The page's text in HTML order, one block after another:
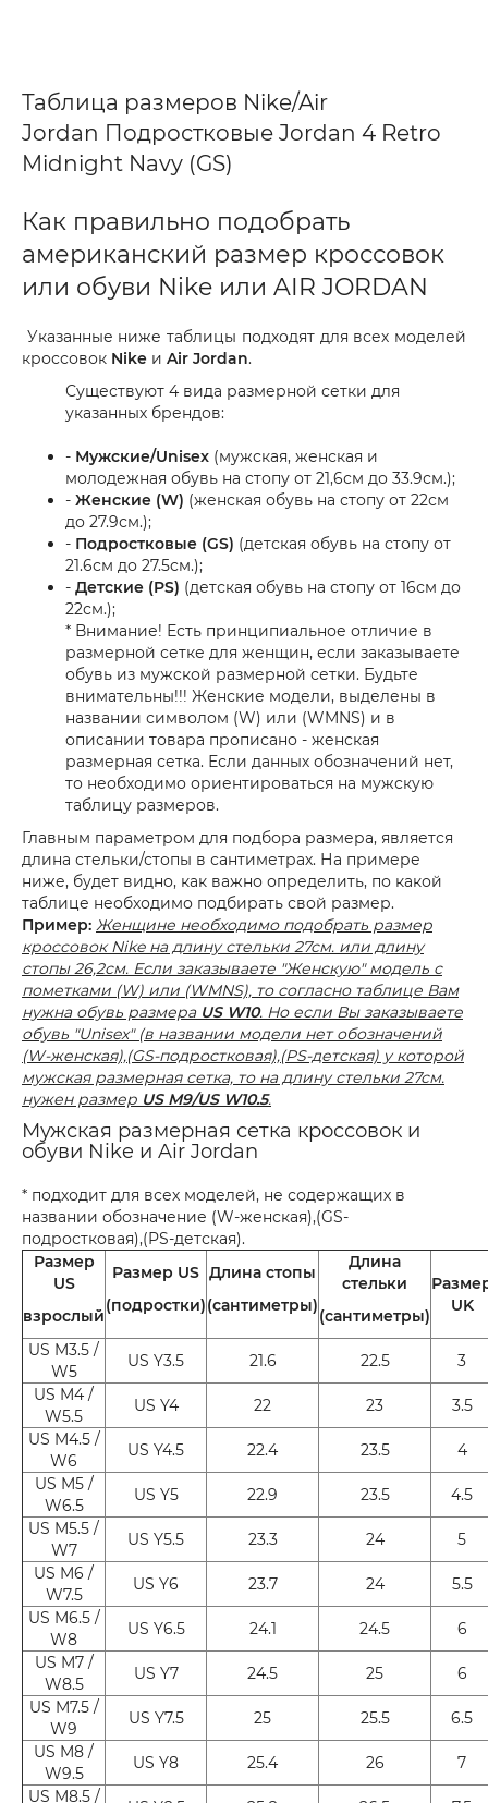
Таблица размеров Nike/Air
Jordan Подростковые Jordan 4 Retro
Midnight Navy (GS)
Как правильно подобрать
американский размер кроссовок
или обуви Nike или AIR JORDAN
Указанные ниже таблицы подходят для всех моделей
кроссовок Nike и Air Jordan.
Существуют 4 вида размерной сетки для
указанных брендов:
- Мужские/Unisex (мужская, женская и
молодежная обувь на стопу от 21,6см до 33.9см.);
- Женские (W) (женская обувь на стопу от 22см
до 27.9см.);
- Подростковые (GS) (детская обувь на стопу от
21.6см до 27.5см.);
- Детские (PS) (детская обувь на стопу от 16см до
22см.);
* Внимание! Есть принципиальное отличие в
размерной сетке для женщин, если заказываете
обувь из мужской размерной сетки. Будьте
внимательны!!! Женские модели, выделены в
названии символом (W) или (WMNS) и в
описании товара прописано - женская
размерная сетка. Если данных обозначений нет,
то необходимо ориентироваться на мужскую
таблицу размеров.
Главным параметром для подбора размера, является
длина стельки/стопы в сантиметрах. На примере
ниже, будет видно, как важно определить, по какой
таблице необходимо подбирать свой размер.
Пример: Женщине необходимо подобрать размер
кроссовок Nike на длину стельки 27см. или длину
стопы 26,2см. Если заказываете "Женскую" модель с
пометками (W) или (WMNS), то согласно таблице Вам
нужна обувь размера US W10. Но если Вы заказываете
обувь "Unisex" (в названии модели нет обозначений
(W-женская),(GS-подростковая),(PS-детская) у которой
мужская размерная сетка, то на длину стельки 27см.
нужен размер US M9/US W10.5.
Мужская размерная сетка кроссовок и
обуви Nike и Air Jordan
* подходит для всех моделей, не содержащих в
названии обозначение (W-женская),(GS-
подростковая),(PS-детская).
Размер
US
взрослый
Размер US
(подростки)
Длина стопы
(сантиметры)
Длина
стельки
(сантиметры)
UK
US M3.5 /
W5
US Y3.5 21.6 22.5
3
US M4 /
W5.5
US Y4 22 23
3.5
US M4.5 /
W6
US Y4.5 22.4 23.5
4
US M5 /
W6.5
US Y5 22.9 23.5
4.5
US M5.5 /
W7
US Y5.5 23.3 24
5
US M6 /
W7.5
US Y6 23.7 24
5.5
US M6.5 /
W8
US Y6.5 24.1 24.5
6
US M7 /
W8.5
US Y7 24.5 25
6
US M7.5 /
W9
US Y7.5 25 25.5
6.5
US M8 /
W9.5
US Y8 25.4 26
7
US M8.5 /